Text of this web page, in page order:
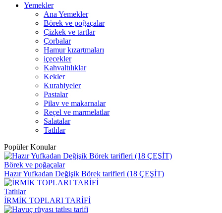
Yemekler
Ana Yemekler
Börek ve poğaçalar
Çizkek ve tartlar
Çorbalar
Hamur kızartmaları
içecekler
Kahvaltılıklar
Kekler
Kurabiyeler
Pastalar
Pilav ve makarnalar
Reçel ve marmelatlar
Salatalar
Tatlılar
Popüler Konular
Börek ve poğaçalar
Hazır Yufkadan Değişik Börek tarifleri (18 ÇEŞİT)
Tatlılar
İRMİK TOPLARI TARİFİ